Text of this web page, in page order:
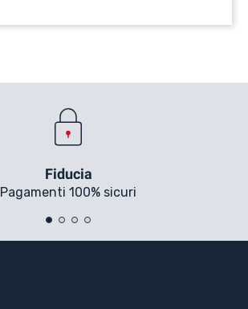
Fiducia
Pagamenti 100% sicuri